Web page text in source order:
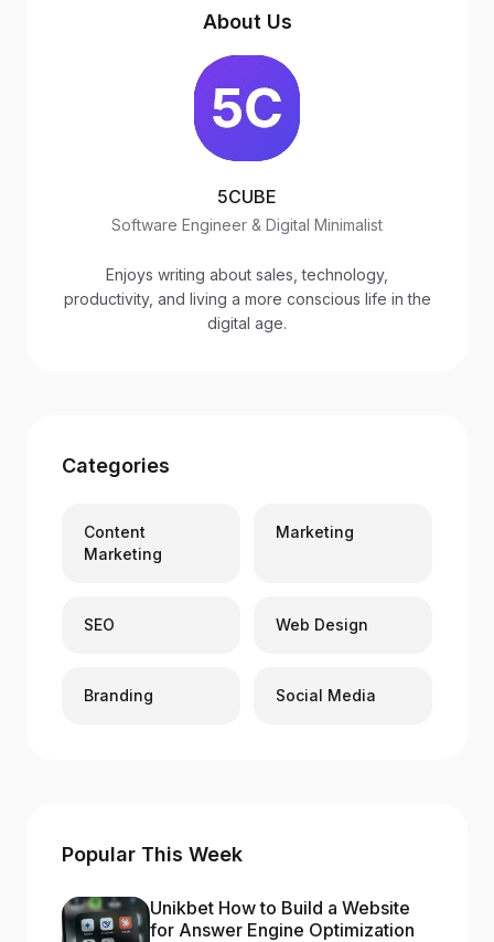
About Us
5CUBE
Software Engineer & Digital Minimalist
Enjoys writing about sales, technology,
productivity, and living a more conscious life in the
digital age.
Categories
Content
Marketing
Marketing
SEO Web Design
Branding Social Media
Popular This Week
Unikbet How to Build a Website
for Answer Engine Optimization